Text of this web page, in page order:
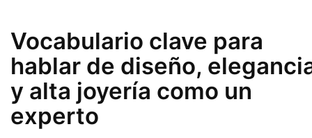
Vocabulario clave para
hablar de diseño,
y alta joyería como un
experto